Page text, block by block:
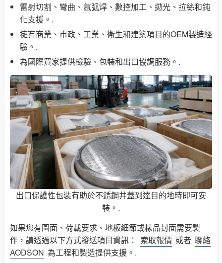
雷射切割、彎曲、氬弧焊、數控加工、拋光、拉絲和鈍
化支援。.
擁有商業、市政、工業、衛生和建築項目的OEM製造經
驗。.
為國際買家提供檢驗、包裝和出口協調服務。.
出口保護性包裝有助於不銹鋼井蓋到達目的地時即可安
裝。.
如果您有圖面、荷載要求、地板細節或樣品封面需要製
作，請透過以下方式發送項目資訊：
索取報價 或者 聯絡
AODSON 為工程和製造提供支援。.